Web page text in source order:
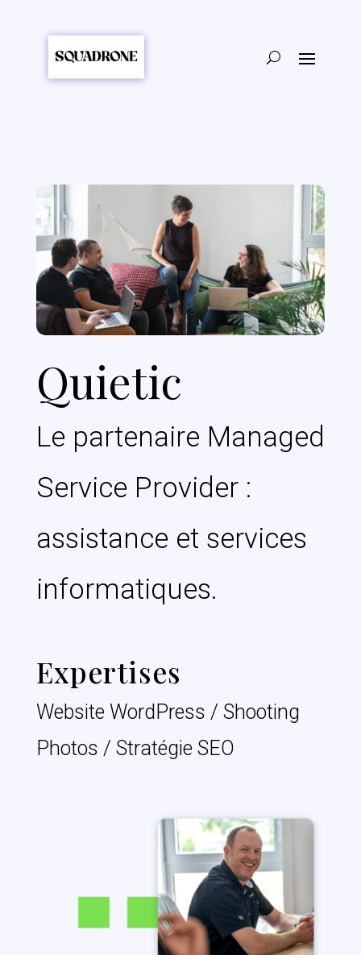
Quietic
Le partenaire Managed
Service Provider :
assistance et services
informatiques.
Expertises
Website WordPress / Shooting
Photos / Stratégie SEO